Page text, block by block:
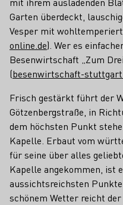
Garten überdeckt,
Vesper mit
online.de). Wer es
Besenwirtschaft „Zum
(besenwirtschaft-
Frisch gestärkt führt der
Götzenbergstraße, in
dem höchsten Punkt
Kapelle. Erbaut vom
für seine über alles
Kapelle angekommen, ist
aussichtsreichsten
schönem Wetter reicht